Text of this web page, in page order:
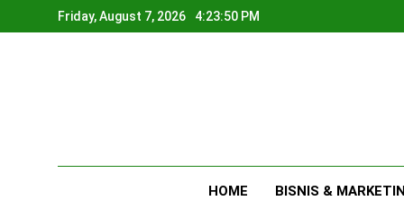
to
Friday, August 7, 2026 4:23:51 PM
HOME BISNIS &